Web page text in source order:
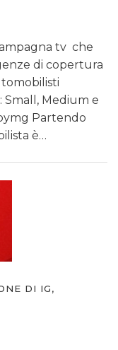
tv che
di copertura
Medium e
Partendo
è…
DI IG,